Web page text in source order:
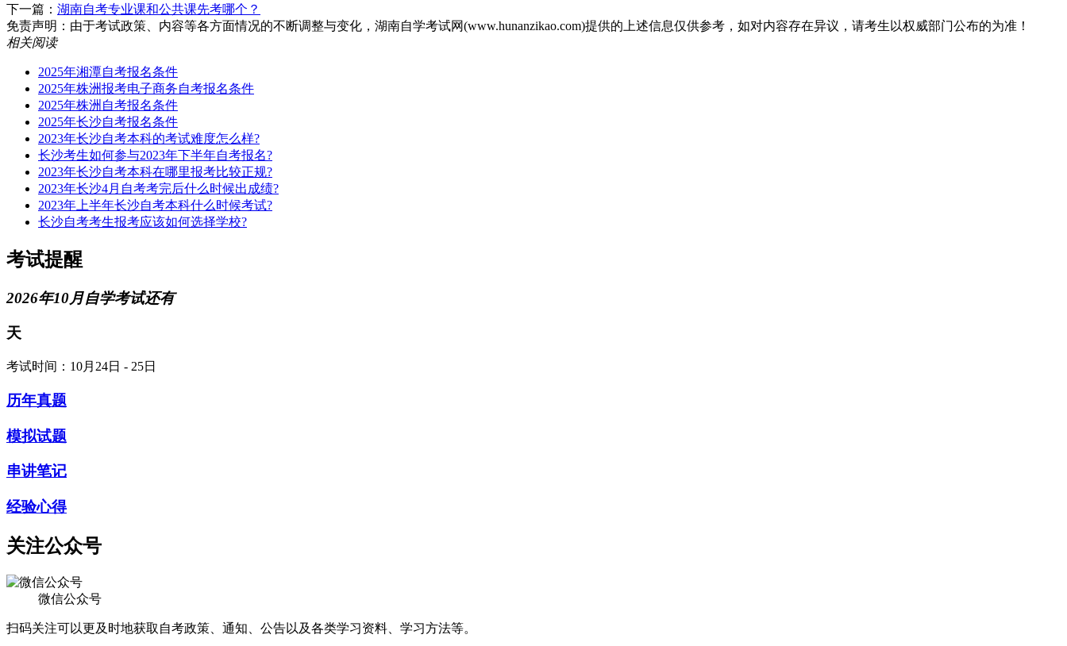
下一篇： 湖南自考专业课和公共课先考哪个？
免责声明：由于考试政策、内容等各方面情况的不断调整与变化，湖南自学考试网(www.hunanzikao.com)提供的上述信息仅供参考，如对内容存在异议，请考生以权威部门公布的为准！
相关阅读
2025年湘潭自考报名条件​
2025年株洲报考电子商务自考报名条件
2025年株洲自考报名条件​
2025年长沙自考报名条件
2023年长沙自考本科的考试难度怎么样?
长沙考生如何参与2023年下半年自考报名?
2023年长沙自考本科在哪里报考比较正规?
2023年长沙4月自考考完后什么时候出成绩?
2023年上半年长沙自考本科什么时候考试?
长沙自考考生报考应该如何选择学校?
考试提醒
2026年10月自学考试还有
天
考试时间：10月24日 - 25日
历年真题
模拟试题
串讲笔记
经验心得
关注公众号
微信公众号
扫码关注可以更及时地获取自考政策、通知、公告以及各类学习资料、学习方法等。